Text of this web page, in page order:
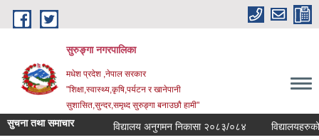
Skip to main content
सुरुङ्‍गा नगरपालिका
मधेश प्रदेश ,नेपाल सरकार
"शिक्षा,स्वास्थ्य,कृषि,पर्यटन र खानेपानी
सुशासित,सुन्दर,समृध्द सुरुङ्गा बनाउछौ हामी"
सुचना तथा समाचार विद्यालय अनुगमन निकासा २०८३/०८४ विद्यालयहरुको